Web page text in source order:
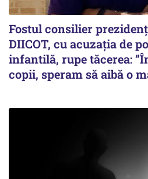
Fostul consilier
DIICOT, cu acuzația de
infantilă, rupe tăcerea:
copii, speram să aibă o